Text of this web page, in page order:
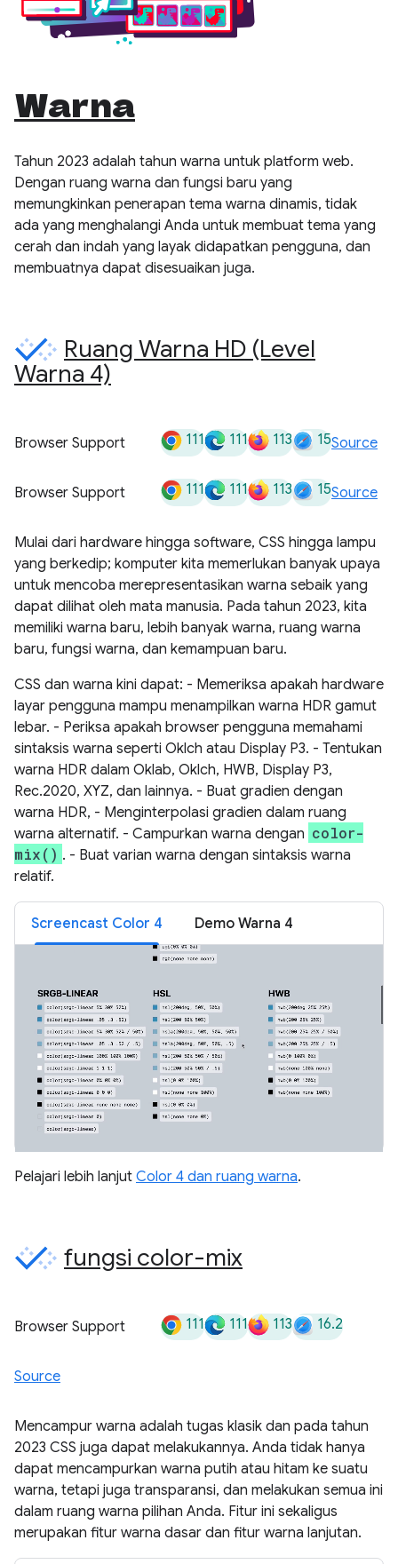
Warna
Tahun 2023 adalah tahun warna untuk platform web.
Dengan ruang warna dan fungsi baru yang
memungkinkan penerapan tema warna dinamis, tidak
ada yang menghalangi Anda untuk membuat tema yang
cerah dan indah yang layak didapatkan pengguna, dan
membuatnya dapat disesuaikan juga.
Ruang Warna HD (Level
Warna 4)
Browser Support 111 111 113 15Source
Browser Support 111 111 113 15Source
Mulai dari hardware hingga software, CSS hingga lampu
yang berkedip; komputer kita memerlukan banyak upaya
untuk mencoba merepresentasikan warna sebaik yang
dapat dilihat oleh mata manusia. Pada tahun 2023, kita
memiliki warna baru, lebih banyak warna, ruang warna
baru, fungsi warna, dan kemampuan baru.
CSS dan warna kini dapat: - Memeriksa apakah hardware
layar pengguna mampu menampilkan warna HDR gamut
lebar. - Periksa apakah browser pengguna memahami
sintaksis warna seperti Oklch atau Display P3. - Tentukan
warna HDR dalam Oklab, Oklch, HWB, Display P3,
Rec.2020, XYZ, dan lainnya. - Buat gradien dengan
warna HDR, - Menginterpolasi gradien dalam ruang
warna alternatif. - Campurkan warna dengan color-
mix() . - Buat varian warna dengan sintaksis warna
relatif.
Screencast Color 4 Demo Warna 4
Pelajari lebih lanjut Color 4 dan ruang warna.
fungsi color-mix
Browser Support 111 111 113 16.2
Source
Mencampur warna adalah tugas klasik dan pada tahun
2023 CSS juga dapat melakukannya. Anda tidak hanya
dapat mencampurkan warna putih atau hitam ke suatu
warna, tetapi juga transparansi, dan melakukan semua ini
dalam ruang warna pilihan Anda. Fitur ini sekaligus
merupakan fitur warna dasar dan fitur warna lanjutan.